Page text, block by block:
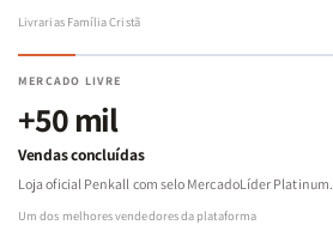
Livrarias Família Cristã
MERCADO LIVRE
+50 mil
Vendas concluídas
Loja oficial Penkall com selo MercadoLíder Platinum.
Um dos melhores vendedores da plataforma